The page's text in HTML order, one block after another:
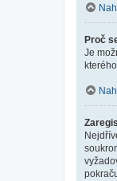
Proč
Je